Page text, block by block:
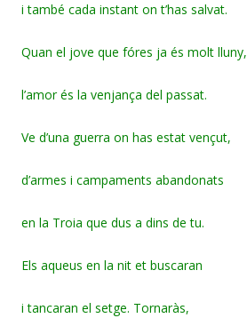
i també cada instant on t’has salvat.
Quan el jove que fóres ja és molt lluny,
l’amor és la venjança del passat.
Ve d’una guerra on has estat vençut,
d’armes i campaments abandonats
en la Troia que dus a dins de tu.
Els aqueus en la nit et buscaran
i tancaran el setge. Tornaràs,